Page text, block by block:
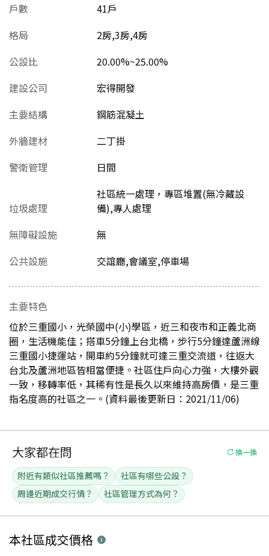
戶數
41戶
格局
2房,3房,4房
公設比
20.00%~25.00%
建設公司
宏得開發
主要結構
鋼筋混凝土
外牆建材
二丁掛
警衛管理
日間
垃圾處理
社區統一處理，專區堆置(無冷藏設
備),專人處理
無障礙設施
無
公共設施
交誼廳,會議室,停車場
主要特色
位於三重國小，光榮國中(小)學區，近三和夜市和正義北商
圈，生活機能佳；搭車5分鐘上台北橋，步行5分鐘達蘆洲線
三重國小捷運站，開車約5分鐘就可達三重交流道，往返大
台北及蘆洲地區皆相當便捷。社區住戶向心力強，大樓外觀
一致，移轉率低，其稀有性是長久以來維持高房價，是三重
指名度高的社區之一。(資料最後更新日：2021/11/06)
大家都在問 換一換
附近有類似社區推薦嗎？
社區有哪些公設？
周邊近期成交行情？
社區管理方式為何？
本社區成交價格